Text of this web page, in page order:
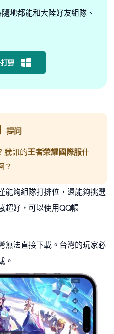
地都能和大陸好友組隊、
野
提问
騰訊的王者榮耀國際服什
？
能夠組隊打排位，還能夠挑選
超好，可以使用QQ帳
無法直接下載。台灣的玩家必
。